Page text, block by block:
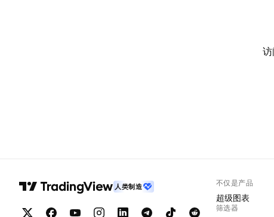
人类制造 不仅是产品
超级图表
筛选器